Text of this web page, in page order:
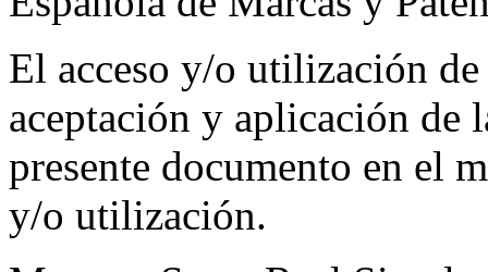
El acceso y/o utilización
aceptación y aplicación de
presente documento en el
y/o utilización.